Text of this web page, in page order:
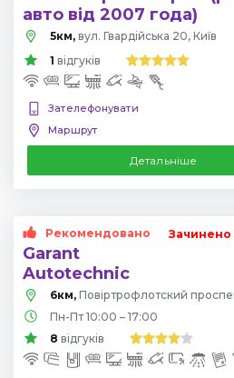
авто від 2007 года)
5км, вул. Гвардійська 20, Київ
1 відгуків
Зателефонувати
Маршрут
Детальніше
Рекомендовано
Garant
Autotechnic
Зачинено
6км,
Пн-Пт 10:00 – 17:00
8 відгуків